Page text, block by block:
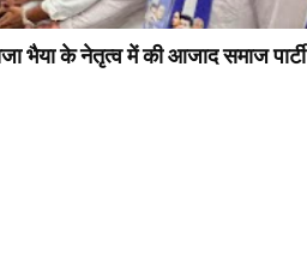
भैया के नेतृत्व में की आजाद समाज पार्टी